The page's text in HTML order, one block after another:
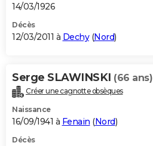
14/03/1926
Décès
12/03/2011 à Dechy(Nord)
Serge SLAWINSKI (66 ans)
Créer une cagnotte obsèques
Naissance
16/09/1941 à Fenain (Nord)
Décès